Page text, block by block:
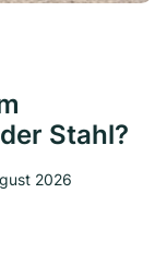
Stahl?
2026